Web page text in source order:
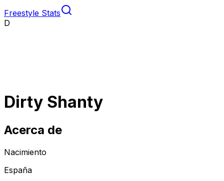
Freestyle Stats
D
Dirty Shanty
Acerca de
Nacimiento
España